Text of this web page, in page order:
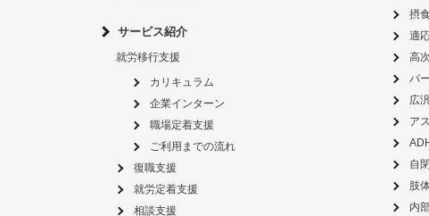
サービス紹介
就労移行支援
カリキュラム
企業インターン
職場定着支援
ご利用までの流れ
復職支援
就労定着支援
相談支援
摂
適
高
パ
広
ア
自
肢
内